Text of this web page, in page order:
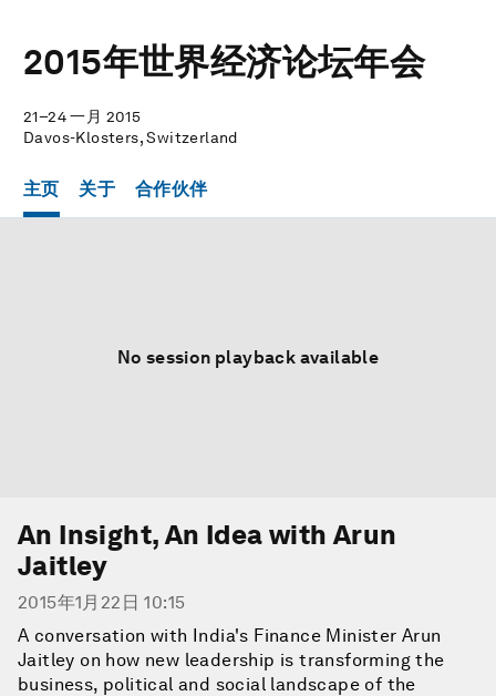
2015年世界经济论坛年会
21–24 一月 2015
Davos-Klosters, Switzerland
主页 关于 合作伙伴
No session playback available
An Insight, An Idea with Arun
Jaitley
2015年1月22日 10:15
A conversation with India's Finance Minister Arun
Jaitley on how new leadership is transforming the
business, political and social landscape of the